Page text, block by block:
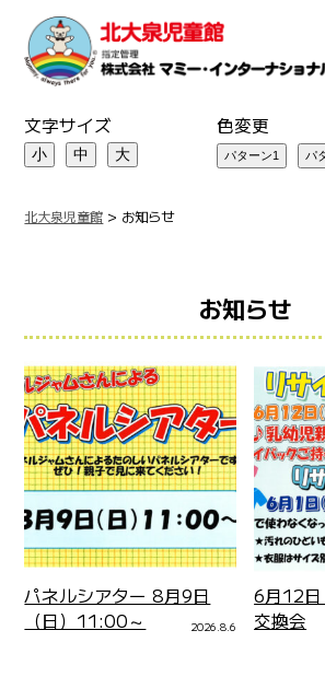
文字サイズ
小 中 大
色変更
北大泉児童館 > お知らせ
お知らせ
パネルシアター 8月9日
（日）11:00～
2026.8.6
6月12
交換会